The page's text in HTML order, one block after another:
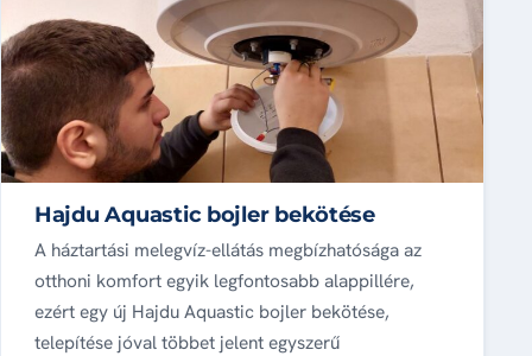
Hajdu Aquastic bojler bekötése
A háztartási melegvíz-ellátás megbízhatósága az
otthoni komfort egyik legfontosabb alappillére,
ezért egy új Hajdu Aquastic bojler bekötése,
telepítése jóval többet jelent egyszerű